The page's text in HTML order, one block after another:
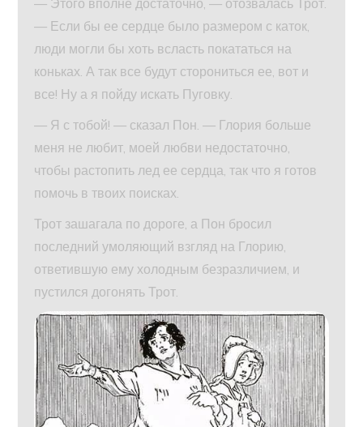
— Если бы ее сердце было размером с каток,
люди могли бы хоть всласть покататься на
коньках. А так все будут сторониться ее, вот и
все! Ну а я пойду искать Пуговку.
— Я с тобой! — сказал Пон. — Глория больше
меня не любит, моей любви недостаточно,
чтобы растопить лед ее сердца, так что я готов
помочь в твоих поисках.
Трот зашагала по дороге, а Пон бросил
последний умоляющий взгляд на Глорию,
ответившую ему холодным безразличием, и
пустился догонять Трот.